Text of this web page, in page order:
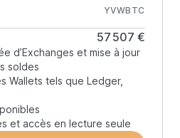
YVWBTC
57 507 €
d’Exchanges et mise à jour
soldes
Wallets tels que Ledger,
et accès en lecture seule